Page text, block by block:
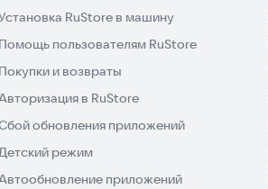
RuStore в машину
Помощь пользователям RuStore
Покупки и возвраты
в RuStore
обновления приложений
режим
приложений